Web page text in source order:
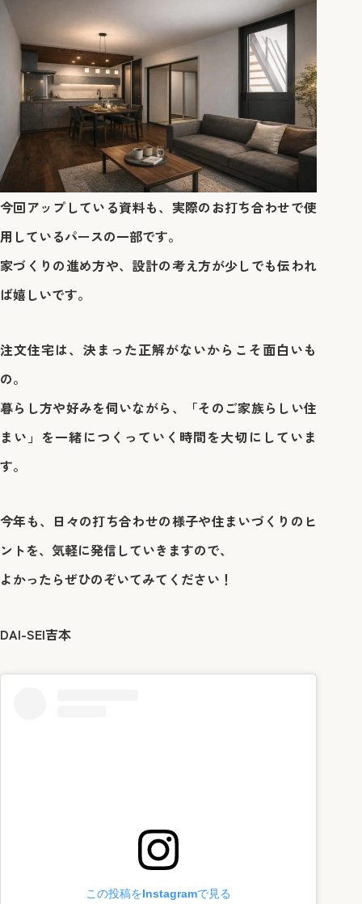
今回アップしている資料も、実際のお打ち合わせで使
用しているパースの一部です。
家づくりの進め方や、設計の考え方が少しでも伝われ
ば嬉しいです。
注文住宅は、決まった正解がないからこそ面白いも
の。
暮らし方や好みを伺いながら、「そのご家族らしい住
まい」を一緒につくっていく時間を大切にしていま
す。
今年も、日々の打ち合わせの様子や住まいづくりのヒ
ントを、気軽に発信していきますので、
よかったらぜひのぞいてみてください！
DAI-SEI吉本
この投稿をInstagramで見る